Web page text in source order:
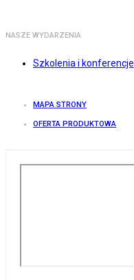
NASZE WYDARZENIA
Szkolenia i konferencje
MAPA STRONY
OFERTA PRODUKTOWA